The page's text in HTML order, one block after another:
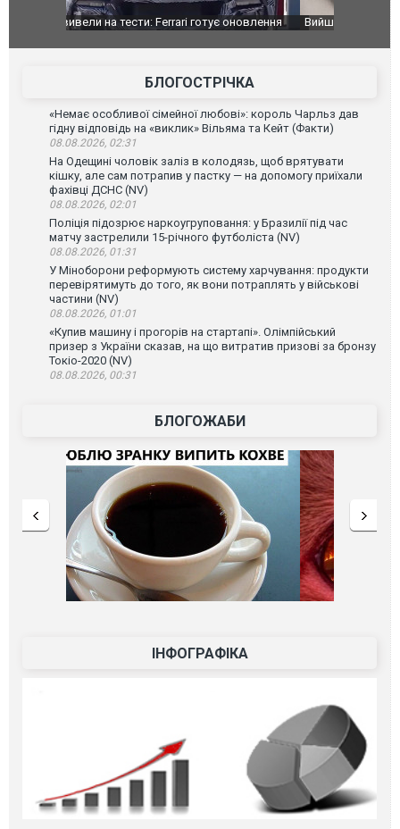
Вийшов трейлер нової екранізації легендарного
БЛОГОСТРІЧКА
«Немає особливої сімейної любові»: король Чарльз дав
гідну відповідь на «виклик» Вільяма та Кейт (Факти)
08.08.2026, 02:31
На Одещині чоловік заліз в колодязь, щоб врятувати
кішку, але сам потрапив у пастку — на допомогу приїхали
фахівці ДСНС (NV)
08.08.2026, 02:01
Поліція підозрює наркоугруповання: у Бразилії під час
матчу застрелили 15-річного футболіста (NV)
08.08.2026, 01:31
У Міноборони реформують систему харчування: продукти
перевірятимуть до того, як вони потраплять у військові
частини (NV)
08.08.2026, 01:01
«Купив машину і прогорів на стартапі». Олімпійський
призер з України сказав, на що витратив призові за бронзу
Токіо-2020 (NV)
08.08.2026, 00:31
БЛОГОЖАБИ
ІНФОГРАФІКА